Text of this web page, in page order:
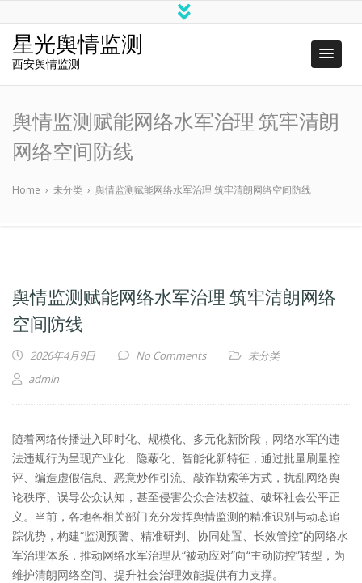
星光舆情监测
西安舆情监测
舆情监测赋能网络水军治理 筑牢清朗
网络空间防线
Home › 未分类 › 舆情监测赋能网络水军治理 筑牢清朗网络空间防线
舆情监测赋能网络水军治理 筑牢清朗网络
空间防线
2026年4月9日 No Comments
未分类
admin
随着网络传播进入即时化、规模化、多元化新阶段，网络水军的违
法违规行为呈现产业化、隐蔽化、智能化新特征，通过批量刷量控
评、编造虚假信息、恶意炒作引流、敲诈勒索等方式，扰乱网络舆
论秩序、误导公众认知，甚至侵害公众合法权益、破坏社会公平正
义。当前，各地各相关部门充分发挥舆情监测的精准识别与动态追
踪优势，构建“监测预警、精准研判、协同处置、长效管控”的网络水
军治理体系，推动网络水军治理从“被动应对”向“主动防控”转型，为
维护清朗网络空间、提升社会治理效能提供有力支撑。